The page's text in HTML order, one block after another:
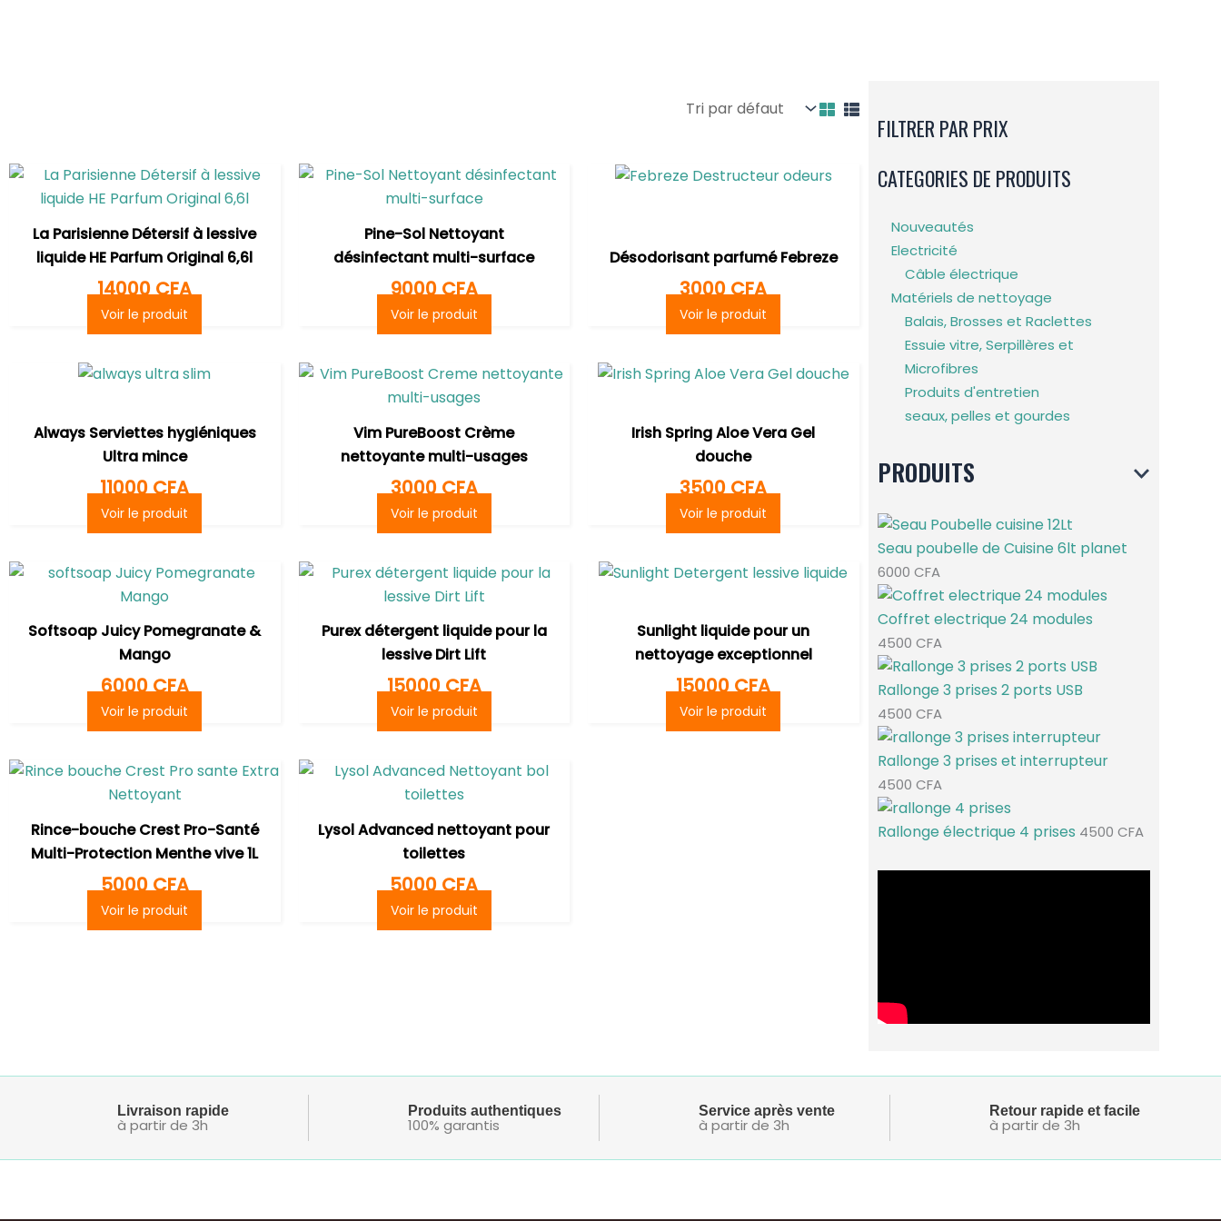
La Parisienne Détersif à lessive
liquide HE Parfum Original 6,6l
14000CFA
Voir le produit
Pine-Sol Nettoyant
désinfectant multi-surface
9000CFA
Voir le produit
Désodorisant parfumé Febreze
3000CFA
Voir le produit
Always Serviettes hygiéniques
Ultra mince
11000CFA
Voir le produit
Vim PureBoost Crème
nettoyante multi-usages
3000CFA
Voir le produit
Irish Spring Aloe Vera Gel
douche
3500CFA
Voir le produit
Softsoap Juicy Pomegranate &
Mango
6000CFA
Voir le produit
Purex détergent liquide pour la
lessive Dirt Lift
15000CFA
Voir le produit
Sunlight liquide pour un
nettoyage exceptionnel
15000CFA
Voir le produit
Rince-bouche Crest Pro-Santé
Multi-Protection Menthe vive 1L
5000CFA
Voir le produit
Lysol Advanced nettoyant pour
toilettes
5000CFA
Voir le produit
FILTRER PAR PRIX
CATEGORIES DE PRODUITS
Nouveautés
Electricité
Câble électrique
Matériels de nettoyage
Balais, Brosses et Raclettes
Essuie vitre, Serpillères et
Microfibres
Produits d'entretien
seaux, pelles et gourdes
PRODUITS
Seau poubelle de Cuisine 6lt planet
6000 CFA
Coffret electrique 24 modules
4500 CFA
Rallonge 3 prises 2 ports USB
4500 CFA
Rallonge 3 prises et interrupteur
4500 CFA
Rallonge électrique 4 prises 4500 CFA
Livraison rapide
à partir de 3h
Produits authentiques
100% garantis
Service après vente
à partir de 3h
Retour rapide et facile
à partir de 3h